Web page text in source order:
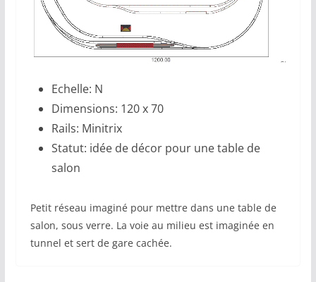
Echelle: N
Dimensions: 120 x 70
Rails: Minitrix
Statut: idée de décor pour une table de
salon
Petit réseau imaginé pour mettre dans une table de
salon, sous verre. La voie au milieu est imaginée en
tunnel et sert de gare cachée.